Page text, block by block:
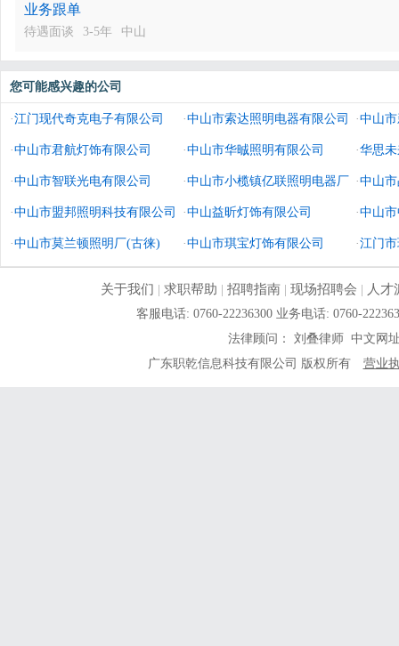
业务跟单
待遇面谈 3-5年 中山
您可能感兴趣的公司
·江门现代奇克电子有限公司 ·中山市索达照明电器有限公司 ·中山
·中山市君航灯饰有限公司 ·中山市华晠照明有限公司 ·华思
造有限
·中山市智联光电有限公司 ·中山市小榄镇亿联照明电器厂 ·中山
·中山市盟邦照明科技有限公司 ·中山益昕灯饰有限公司 ·中山
·中山市莫兰顿照明厂(古徕) ·中山市琪宝灯饰有限公司 ·江门
关于我们 | 求职帮助 | 招聘指南| 现场招聘会 | 人才
客服电话: 0760-22236300 业务电话: 0760-
法律顾问： 刘叠律师 中文网
广东职乾信息科技有限公司 版权所有
营业